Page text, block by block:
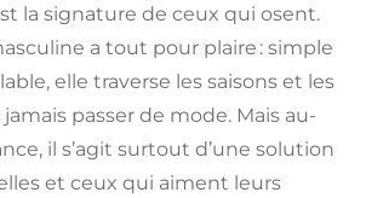
la signature de ceux qui osent.
a tout pour plaire : simple
elle traverse les saisons et les
passer de mode. Mais au-
il s’agit surtout d’une solution
et ceux qui aiment leurs